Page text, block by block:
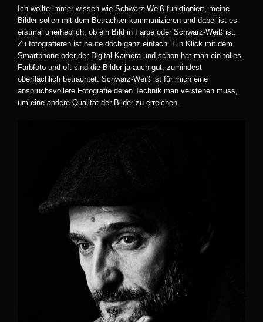
Ich wollte immer wissen wie Schwarz-Weiß funktioniert, meine
Bilder sollen mit dem Betrachter kommunizieren und dabei ist es
erstmal unerheblich, ob ein Bild in Farbe oder Schwarz-Weiß ist.
Zu fotografieren ist heute doch ganz einfach. Ein Klick mit dem
Smartphone oder der Digital-Kamera und schon hat man ein tolles
Farbfoto und oft sind die Bilder ja auch gut, zumindest
oberflächlich betrachtet. Schwarz-Weiß ist für mich eine
anspruchsvollere Fotografie deren Technik man verstehen muss,
um eine andere Qualität der Bilder zu erreichen.